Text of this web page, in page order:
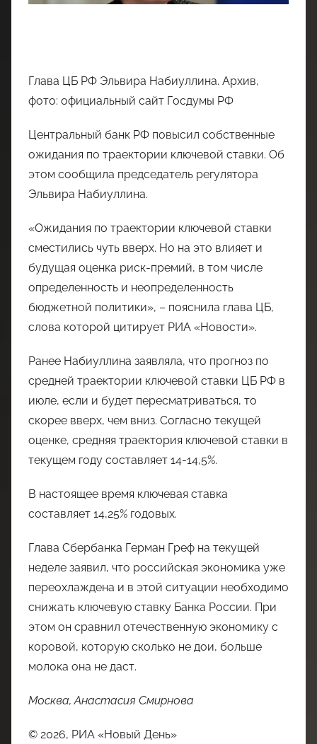
Глава ЦБ РФ Эльвира Набиуллина. Архив,
фото: официальный сайт Госдумы РФ
Центральный банк РФ повысил собственные
ожидания по траектории ключевой ставки. Об
этом сообщила председатель регулятора
Эльвира Набиуллина.
«Ожидания по траектории ключевой ставки
сместились чуть вверх. Но на это влияет и
будущая оценка риск-премий, в том числе
определенность и неопределенность
бюджетной политики», – пояснила глава ЦБ,
слова которой цитирует РИА «Новости».
Ранее Набиуллина заявляла, что прогноз по
средней траектории ключевой ставки ЦБ РФ в
июле, если и будет пересматриваться, то
скорее вверх, чем вниз. Согласно текущей
оценке, средняя траектория ключевой ставки в
текущем году составляет 14-14,5%.
В настоящее время ключевая ставка
составляет 14,25% годовых.
Глава Сбербанка Герман Греф на текущей
неделе заявил, что российская экономика уже
переохлаждена и в этой ситуации необходимо
снижать ключевую ставку Банка России. При
этом он сравнил отечественную экономику с
коровой, которую сколько не дои, больше
молока она не даст.
Москва, Анастасия Смирнова
© 2026, РИА «Новый День»